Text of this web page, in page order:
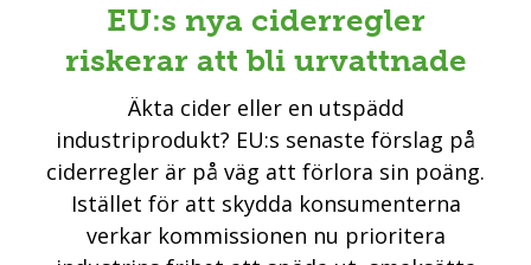
EU:s nya ciderregler
riskerar att bli urvattnade
Äkta cider eller en utspädd
industriprodukt? EU:s senaste förslag på
ciderregler är på väg att förlora sin poäng.
Istället för att skydda konsumenterna
verkar kommissionen nu prioritera